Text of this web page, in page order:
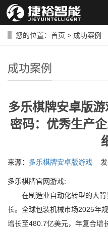
您的位置： 首页 > 成功案例
成功案例
多乐棋牌安卓版
密码：优秀生产
来源： 多乐棋牌安卓版游戏 发
多乐棋牌官网游戏:
在制造业自动化转型的大背
长。全球包装机械市场2025年
增长至480.7亿美元，年复合增